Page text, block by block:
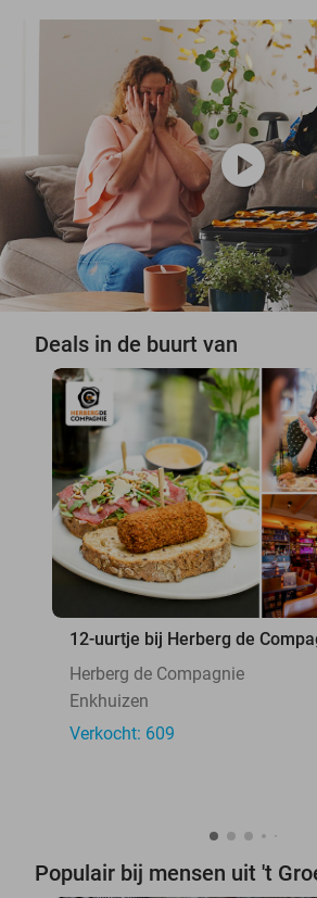
play_circle
Deals in de buurt van
12-uurtje bij Herberg de
Herberg de Compagnie
Enkhuizen
Verkocht: 609
Populair bij mensen uit 't